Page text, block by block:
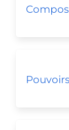
Pouvoirs